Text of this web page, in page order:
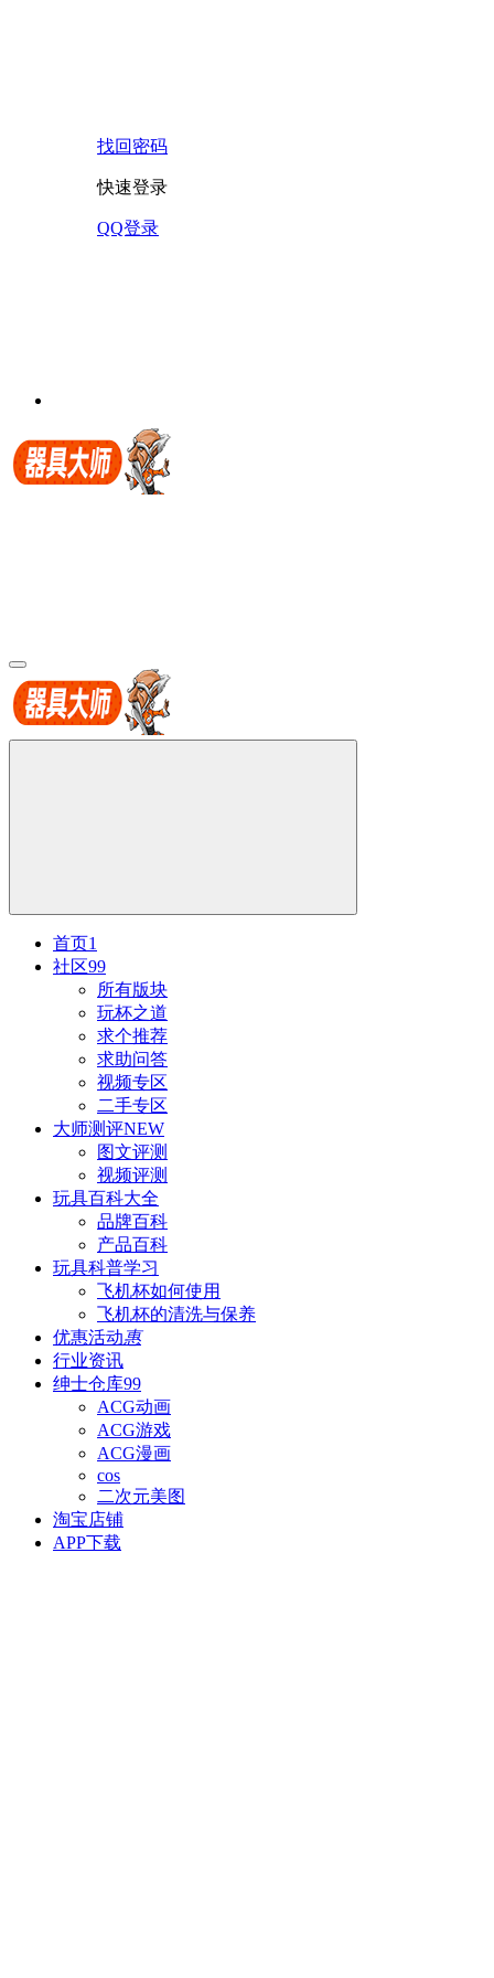
找回密码
快速登录
QQ登录
首页1
社区99
所有版块
玩杯之道
求个推荐
求助问答
视频专区
二手专区
大师测评NEW
图文评测
视频评测
玩具百科大全
品牌百科
产品百科
玩具科普学习
飞机杯如何使用
飞机杯的清洗与保养
优惠活动惠
行业资讯
绅士仓库99
ACG动画
ACG游戏
ACG漫画
cos
二次元美图
淘宝店铺
APP下载